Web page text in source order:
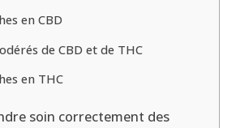
en CBD
de CBD et de THC
en THC
soin correctement des